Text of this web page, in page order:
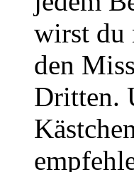
wirst du
den
Dritten.